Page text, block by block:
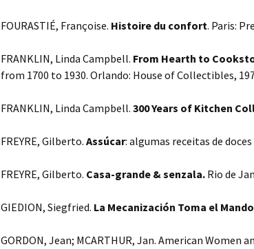
FOURASTIÉ, Françoise. Histoire du confort. Paris:
FRANKLIN, Linda Campbell. From Hearth to
from 1700 to 1930. Orlando: House of Collectibles,
FRANKLIN, Linda Campbell. 300 Years of Kitchen
FREYRE, Gilberto. Assúcar: algumas receitas de
FREYRE, Gilberto. Casa-grande & senzala. Rio de
GIEDION, Siegfried. La Mecanización Toma el Mando
GORDON, Jean; MCARTHUR, Jan. American